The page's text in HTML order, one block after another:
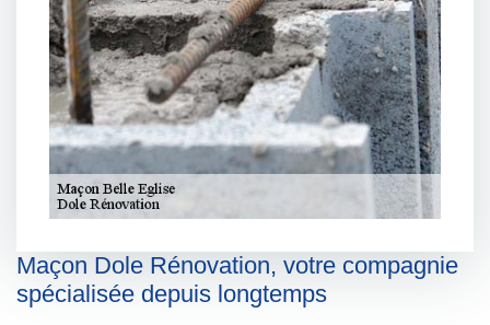
Maçon Dole Rénovation, votre compagnie
spécialisée depuis longtemps